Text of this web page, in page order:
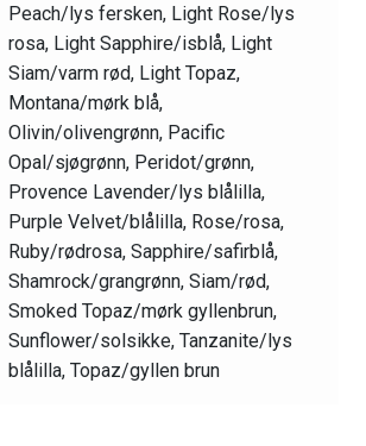
Peach/lys fersken, Light Rose/lys
rosa, Light Sapphire/isblå, Light
Siam/varm rød, Light Topaz,
Montana/mørk blå,
Olivin/olivengrønn, Pacific
Opal/sjøgrønn, Peridot/grønn,
Provence Lavender/lys blålilla,
Purple Velvet/blålilla, Rose/rosa,
Ruby/rødrosa, Sapphire/safirblå,
Shamrock/grangrønn, Siam/rød,
Smoked Topaz/mørk gyllenbrun,
Sunflower/solsikke, Tanzanite/lys
blålilla, Topaz/gyllen brun